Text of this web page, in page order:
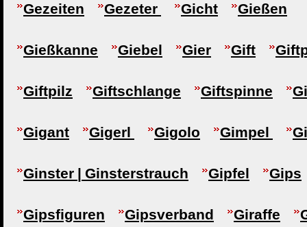
Gezeiten Gezeter Gicht Gießen
Gießkanne Giebel Gier Gift
Giftpilz Giftschlange Giftspinne
Gigant Gigerl Gigolo Gimpel
Ginster | Ginsterstrauch Gipfel Gips
Gipsfiguren Gipsverband Giraffe